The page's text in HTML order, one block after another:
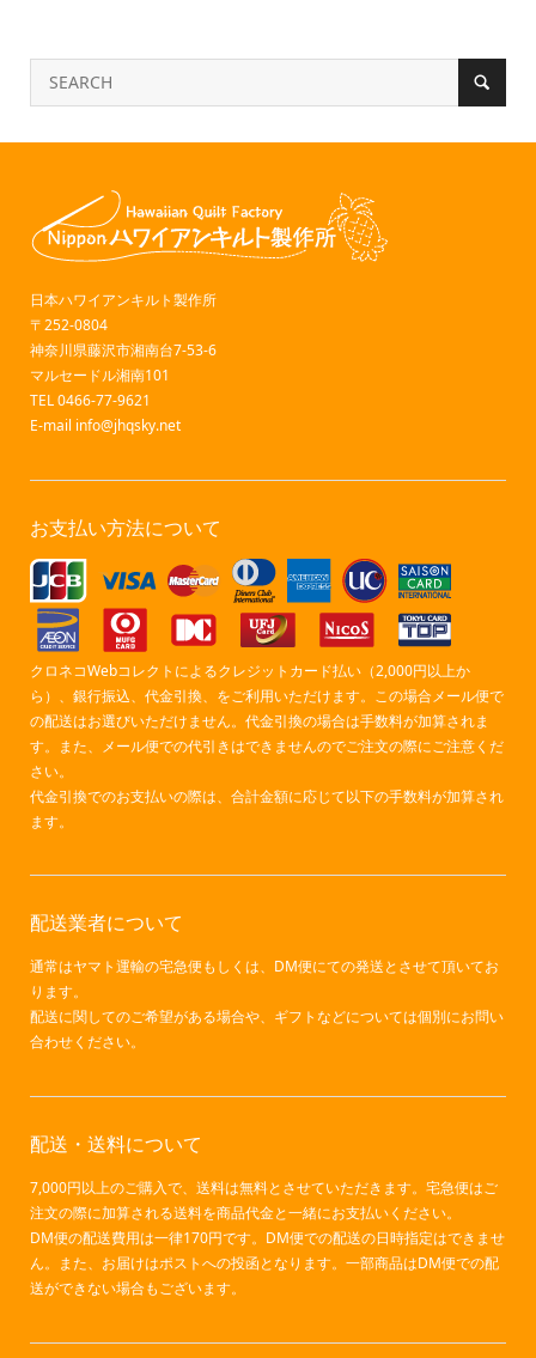
日本ハワイアンキルト製作所
〒252-0804
神奈川県藤沢市湘南台7-53-6
マルセードル湘南101
TEL 0466-77-9621
E-mail info@jhqsky.net
お支払い方法について
クロネコWebコレクトによるクレジットカード払い（2,000円以上か
ら）、銀行振込、代金引換、をご利用いただけます。この場合メール便で
の配送はお選びいただけません。代金引換の場合は手数料が加算されま
す。また、メール便での代引きはできませんのでご注文の際にご注意くだ
さい。
代金引換でのお支払いの際は、合計金額に応じて以下の手数料が加算され
ます。
配送業者について
通常はヤマト運輸の宅急便もしくは、DM便にての発送とさせて頂いてお
ります。
配送に関してのご希望がある場合や、ギフトなどについては個別にお問い
合わせください。
配送・送料について
7,000円以上のご購入で、送料は無料とさせていただきます。宅急便はご
注文の際に加算される送料を商品代金と一緒にお支払いください。
DM便の配送費用は一律170円です。DM便での配送の日時指定はできませ
ん。また、お届けはポストへの投函となります。一部商品はDM便での配
送ができない場合もございます。